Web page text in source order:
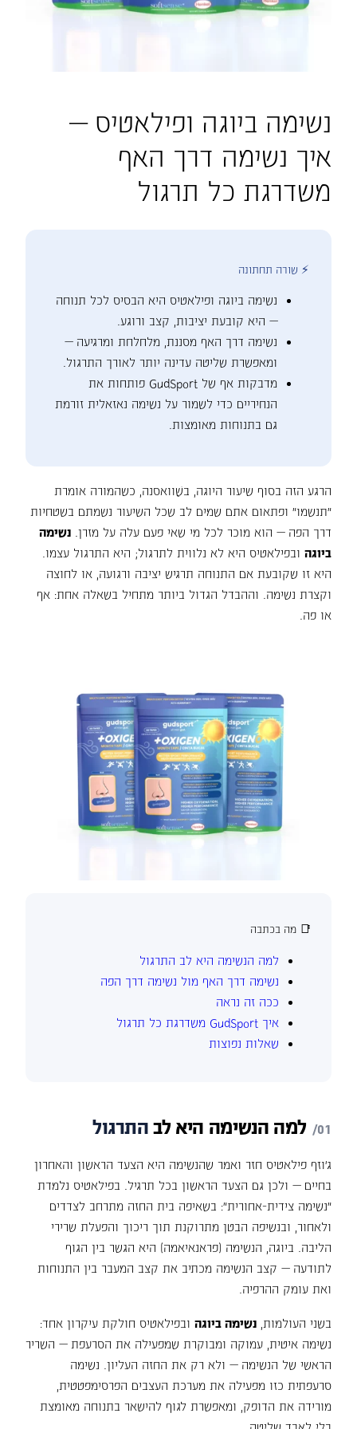
נשימה ביוגה ופילאטיס —
איך נשימה דרך האף
משדרגת כל תרגול
⚡ שורה תחתונה
נשימה ביוגה ופילאטיס היא הבסיס לכל תנוחה
— היא קובעת יציבות, קצב ורוגע.
נשימה דרך האף מסננת, מלחלחת ומרגיעה —
ומאפשרת שליטה עדינה יותר לאורך התרגול.
מדבקות אף של GudSport פותחות את
הנחיריים כדי לשמור על נשימה נאזאלית זורמת
גם בתנוחות מאומצות.
הרגע הזה בסוף שיעור היוגה, בשַׁוואסנה, כשהמורה אומרת
"תנשמו" ופתאום אתם שמים לב שכל השיעור נשמתם בשטחיות
דרך הפה — הוא מוכר לכל מי שאי פעם עלה על מזרן. נשימה
ביוגה ובפילאטיס היא לא נלווית לתרגול; היא התרגול עצמו.
היא זו שקובעת אם התנוחה תרגיש יציבה ורגועה, או לחוצה
וקצרת נשימה. וההבדל הגדול ביותר מתחיל בשאלה אחת: אף
או פה.
📑 מה בכתבה
למה הנשימה היא לב התרגול
נשימה דרך האף מול נשימה דרך הפה
ככה זה נראה
איך GudSport משדרגת כל תרגול
שאלות נפוצות
למה הנשימה היא לב התרגול
ג'וזף פילאטיס חזר ואמר שהנשימה היא הצעד הראשון והאחרון
בחיים — ולכן גם הצעד הראשון בכל תרגיל. בפילאטיס נלמדת
"נשימה צידית-אחורית": בשאיפה בית החזה מתרחב לצדדים
ולאחור, ובנשיפה הבטן מתרוקנת תוך ריכוך והפעלת שרירי
הליבה. ביוגה, הנשימה (פראנאיאמה) היא הגשר בין הגוף
לתודעה — קצב הנשימה מכתיב את קצב המעבר בין התנוחות
ואת עומק ההרפיה.
בשני העולמות, נשימה ביוגה ובפילאטיס חולקת עיקרון אחד:
נשימה איטית, עמוקה ומבוקרת שמפעילה את הסרעפת — השריר
הראשי של הנשימה — ולא רק את החזה העליון. נשימה
סרעפתית כזו מפעילה את מערכת העצבים הפרסימפטטית,
מורידה את הדופק, ומאפשרת לגוף להישאר בתנוחה מאומצת
בלי לאבד שליטה.